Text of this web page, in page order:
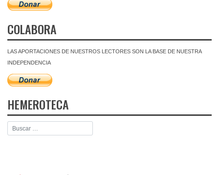
COLABORA
LAS APORTACIONES DE NUESTROS LECTORES SON LA BASE DE NUESTRA
INDEPENDENCIA
HEMEROTECA